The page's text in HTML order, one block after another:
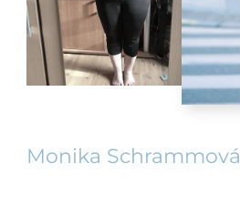
Monika Schrammová